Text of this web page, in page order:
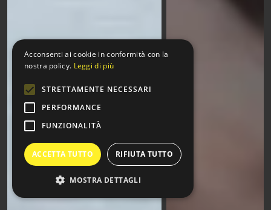
Acconsenti ai cookie in conformità con la
nostra policy. Leggi di più
STRETTAMENTE NECESSARI
PERFORMANCE
FUNZIONALITÀ
ACCETTA TUTTO RIFIUTA TUTTO
MOSTRA DETTAGLI